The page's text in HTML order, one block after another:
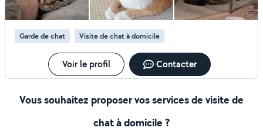
Garde de chat Visite de chat à domicile
Voir le profil Contacter
Vous souhaitez proposer vos services de visite de
chat à domicile ?